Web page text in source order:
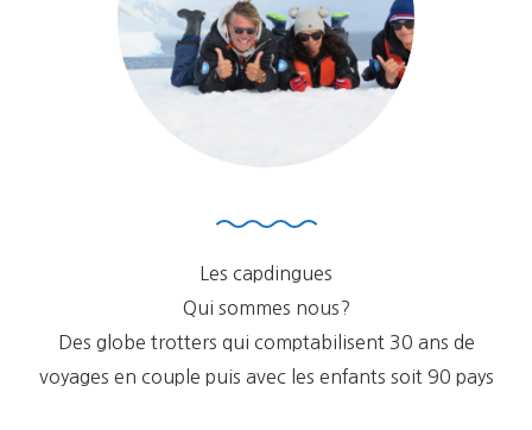
Les capdingues
Qui sommes nous?
Des globe trotters qui comptabilisent 30 ans de
voyages en couple puis avec les enfants soit 90 pays